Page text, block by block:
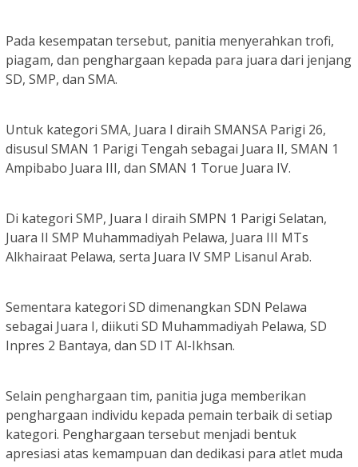
Pada kesempatan tersebut, panitia menyerahkan trofi,
piagam, dan penghargaan kepada para juara dari jenjang
SD, SMP, dan SMA.
Untuk kategori SMA, Juara I diraih SMANSA Parigi 26,
disusul SMAN 1 Parigi Tengah sebagai Juara II, SMAN 1
Ampibabo Juara III, dan SMAN 1 Torue Juara IV.
Di kategori SMP, Juara I diraih SMPN 1 Parigi Selatan,
Juara II SMP Muhammadiyah Pelawa, Juara III MTs
Alkhairaat Pelawa, serta Juara IV SMP Lisanul Arab.
Sementara kategori SD dimenangkan SDN Pelawa
sebagai Juara I, diikuti SD Muhammadiyah Pelawa, SD
Inpres 2 Bantaya, dan SD IT Al-Ikhsan.
Selain penghargaan tim, panitia juga memberikan
penghargaan individu kepada pemain terbaik di setiap
kategori. Penghargaan tersebut menjadi bentuk
apresiasi atas kemampuan dan dedikasi para atlet muda